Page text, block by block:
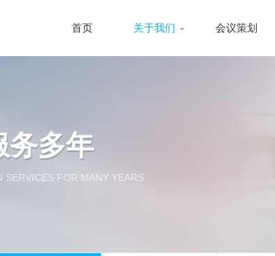
首页 关于我们 会议策划
务多年
SERVICES FOR MANY YEARS